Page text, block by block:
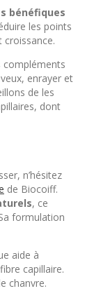
bénéfiques
les points
croissance.
compléments
enrayer et
de les
dont
n’hésitez
de Biocoiff.
, ce
formulation
aide à
capillaire.
chanvre.